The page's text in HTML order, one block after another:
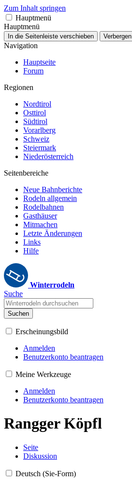
Zum Inhalt springen
Hauptmenü
Hauptmenü
In die Seitenleiste verschieben Verbergen
Navigation
Hauptseite
Forum
Regionen
Nordtirol
Osttirol
Südtirol
Vorarlberg
Schweiz
Steiermark
Niederösterreich
Seitenbereiche
Neue Bahnberichte
Rodeln allgemein
Rodelbahnen
Gasthäuser
Mitmachen
Letzte Änderungen
Links
Hilfe
Winterrodeln
Suche
Suchen
Erscheinungsbild
Anmelden
Benutzerkonto beantragen
Meine Werkzeuge
Anmelden
Benutzerkonto beantragen
Rangger Köpfl
Seite
Diskussion
Deutsch (Sie-Form)